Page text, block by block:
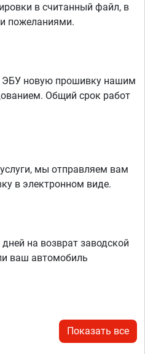
в считанный файл, в
пожеланиями.
новую прошивку нашим
Общий срок работ
мы отправляем вам
в электронном виде.
на возврат заводской
ваш автомобиль
Показать все